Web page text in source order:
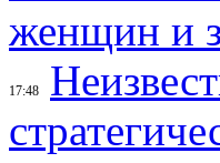
женщин и
17:48